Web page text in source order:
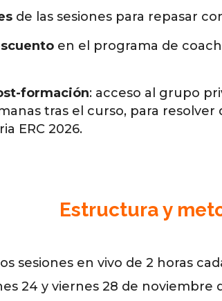
de las sesiones para repasar
en el programa de
formación: acceso al grupo
tras el curso, para
ERC 2026.
Estructura y
sesiones en vivo de 2 horas
24 y viernes 28 de noviembre